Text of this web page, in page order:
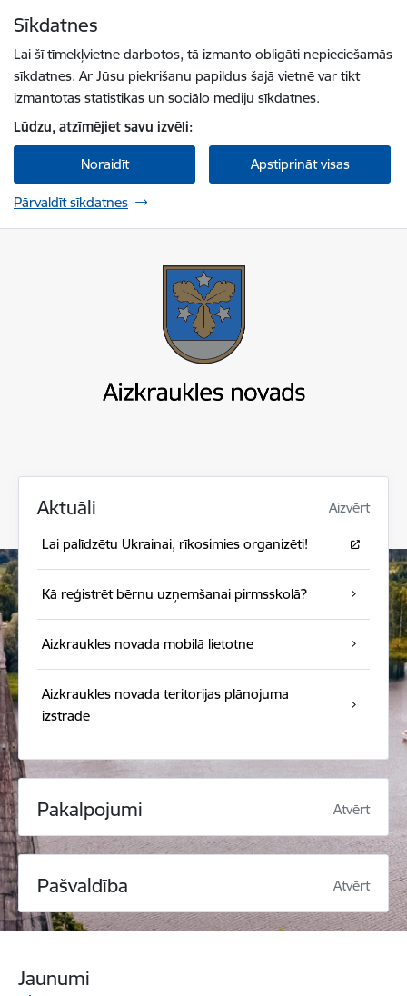
Sīkdatnes
Lai šī tīmekļvietne darbotos, tā izmanto obligāti nepieciešamās
sīkdatnes. Ar Jūsu piekrišanu papildus šajā vietnē var tikt
izmantotas statistikas un sociālo mediju sīkdatnes.
Lūdzu, atzīmējiet savu izvēli:
Noraidīt Apstiprināt visas
Pārvaldīt sīkdatnes
Aktuāli Aizvērt
Lai palīdzētu Ukrainai, rīkosimies organizēti!
Kā reģistrēt bērnu uzņemšanai pirmsskolā?
Aizkraukles novada mobilā lietotne
Aizkraukles novada teritorijas plānojuma
izstrāde
Pakalpojumi Atvērt
Pašvaldība Atvērt
Jaunumi